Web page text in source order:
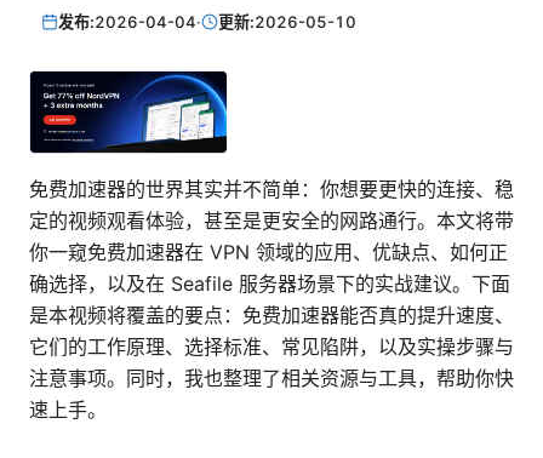
发布:2026-04-04· 更新:2026-05-10
免费加速器的世界其实并不简单：你想要更快的连接、稳
定的视频观看体验，甚至是更安全的网路通行。本文将带
你一窥免费加速器在 VPN 领域的应用、优缺点、如何正
确选择，以及在 Seafile 服务器场景下的实战建议。下面
是本视频将覆盖的要点：免费加速器能否真的提升速度、
它们的工作原理、选择标准、常见陷阱，以及实操步骤与
注意事项。同时，我也整理了相关资源与工具，帮助你快
速上手。